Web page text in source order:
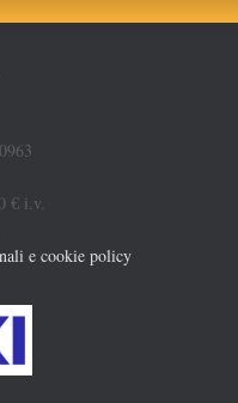
€ i.v.
e cookie policy